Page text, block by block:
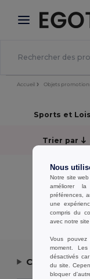
× Appli
Meilleurs
Accueil Objets
Sports et
Trier par
Contactez-
Nous
Notre site
améliorer la
préférences,
une
compris du
avec notre
Vous
moment.
désactivés
du site.
bloquer